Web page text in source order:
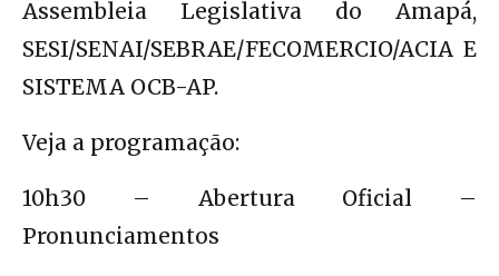
Assembleia Legislativa do Amapá,
SESI/SENAI/SEBRAE/FECOMERCIO/ACIA E
SISTEMA OCB-AP.
Veja a programação:
10h30 – Abertura Oficial –
Pronunciamentos